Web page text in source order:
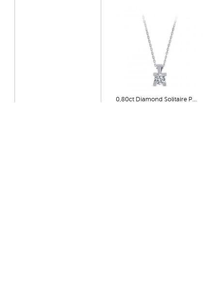
0,80ct Diamond Solitaire Pendant